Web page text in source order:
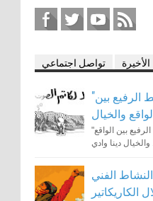
الأخيرة تواصل اجتماعي
"ناجي العلي" و"حنظلة".. الخيط الرفيع بين
والخيال
"ناجي العلي" و"حنظلة".. الخيط الرفيع بين الواقع
من النشاط الفني
الكاريكاتير